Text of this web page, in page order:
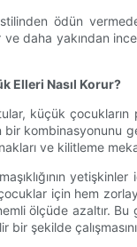
ödün
daha yakından
Elleri Nasıl Korur?
küçük
kombinasyonunu
ve kilitleme
için hem
ölçüde azaltır.
şekilde